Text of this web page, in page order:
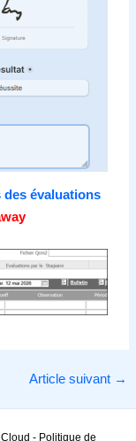
évaluations
Article suivant →
- Politique de